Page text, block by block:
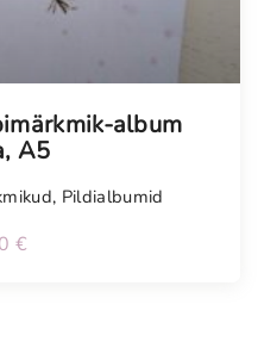
album
A5
, Pildialbumid
€